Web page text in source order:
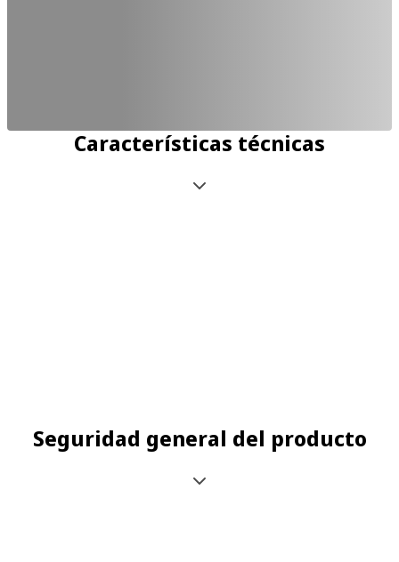
Características técnicas
Seguridad general del producto